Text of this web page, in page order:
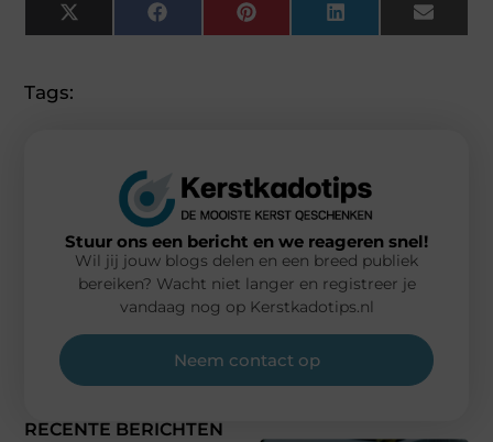
X
(Twitter)
FacebookPinterestLinkedInEmail
Tags:
RECENTE BERICHTEN
Stuur ons een bericht en we reageren snel!
Wil jij jouw blogs delen en een breed publiek
bereiken? Wacht niet langer en registreer je
vandaag nog op Kerstkadotips.nl
Neem contact op